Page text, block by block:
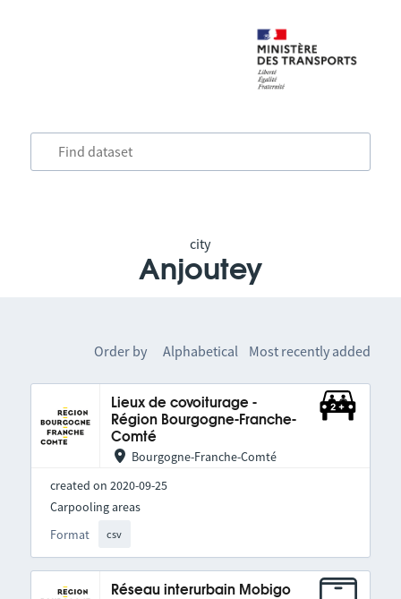
city
Anjoutey
Order by Alphabetical Most recently added
Lieux de covoiturage -
Région Bourgogne-Franche-
Comté
Bourgogne-Franche-Comté
created on 2020-09-25
Format csv
Carpooling areas
Réseau interurbain Mobigo